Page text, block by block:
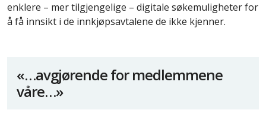
enklere – mer tilgjengelige – digitale søkemuligheter for
å få innsikt i de innkjøpsavtalene de ikke kjenner.
«…avgjørende for medlemmene
våre…»